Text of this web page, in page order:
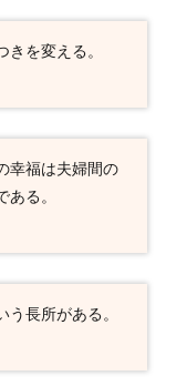
を変える。
幸福は夫婦間の
る。
長所がある。